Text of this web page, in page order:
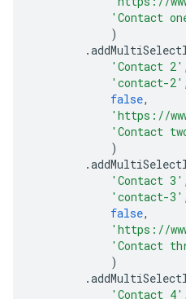
'Contact
)
.
'Contact 2' ,
'contact-2' ,
false,
'https://
'Contact
)
.
'Contact 3' ,
'contact-3' ,
false,
'https://
'Contact
)
.
'Contact 4' ,